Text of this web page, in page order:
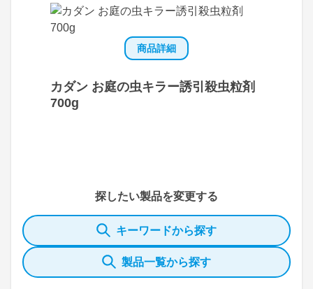
商品詳細
カダン お庭の虫キラー誘引殺虫粒剤
700g
探したい製品を変更する
キーワードから探す
製品一覧から探す